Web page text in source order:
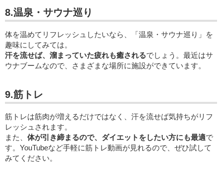
8.温泉・サウナ巡り
体を温めてリフレッシュしたいなら、「温泉・サウナ巡り」を
趣味にしてみては。
汗を流せば、溜まっていた疲れも癒されるでしょう。最近はサ
ウナブームなので、さまざまな場所に施設ができています。
9.筋トレ
筋トレは筋肉が増えるだけではなく、汗を流せば気持ちがリフ
レッシュされます。
また、 体が引き締まるので、ダイエットをしたい方にも最適で
す。YouTubeなど手軽に筋トレ動画が見れるので、ぜひ試して
みてください。